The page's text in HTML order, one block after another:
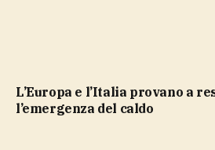
L’Europa e l’Italia provano a resistere contro
l’emergenza del caldo